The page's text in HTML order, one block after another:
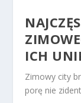
ICH
Zimowy city
porę nie